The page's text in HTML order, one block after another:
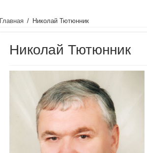
Главная / Николай Тютюнник
Николай Тютюнник